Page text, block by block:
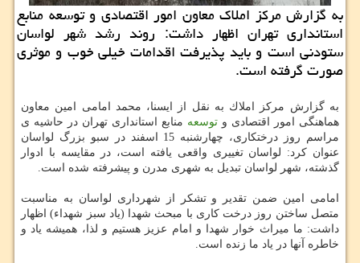
به گزارش مركز املاك معاون امور اقتصادی و توسعه منابع
استانداری تهران اظهار داشت: روند رشد شهر لواسان
ستودنی است و باید پذیرفت اقدامات خیلی خوب و موثری
صورت گرفته است.
به گزارش مركز املاك به نقل از ایسنا، محمد امامی امین معاون
هماهنگی امور اقتصادی و توسعه منابع استانداری تهران در حاشیه ی
مراسم روز درختكاری، چهارشنبه 15 اسفند در سبو بزرگ لواسان
عنوان كرد: لواسان تغییری واقعی یافته است، در مقایسه با ادوار
گذشته، شهر لواسان تبدیل به شهری مدرن و پیشرفته شده است.
امامی امین ضمن تقدیر و تشكر از شهرداری لواسان به مناسبت
متصل ساختن روز درخت كاری با مبحث شهدا (یاد سبز شهداء) اظهار
داشت: ما میراث خوار شهدا و امام عزیز هستیم و لذا، همیشه یاد و
خاطره آنها در یاد ما زنده است.